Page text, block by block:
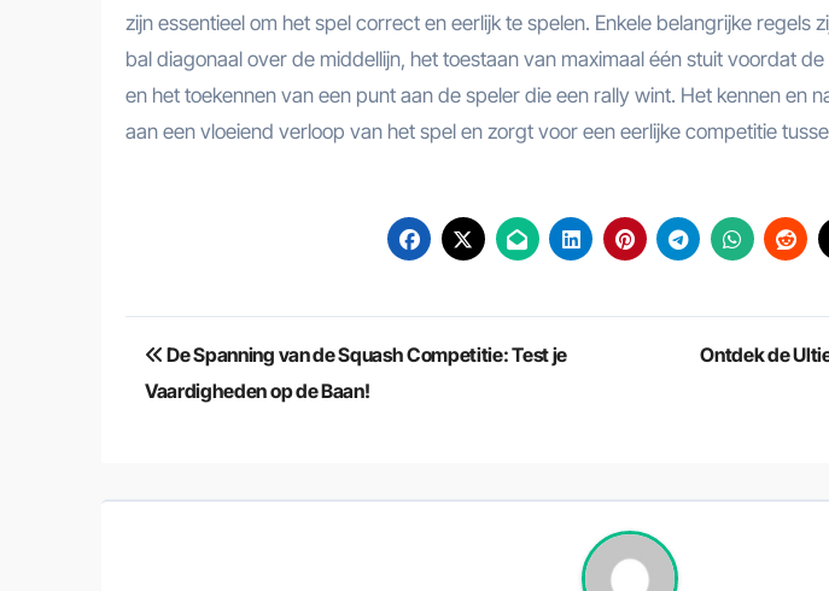
zijn essentieel om het spel correct en eerlijk te spelen. Enkele belangrijke regels
bal diagonaal over de middellijn, het toestaan van maximaal één stuit voordat
en het toekennen van een punt aan de speler die een rally wint. Het kennen en
aan een vloeiend verloop van het spel en zorgt voor een eerlijke competitie
Berichtnavigatie
De Spanning van de Squash Competitie: Test je
Vaardigheden op de Baan!
Ontdek de